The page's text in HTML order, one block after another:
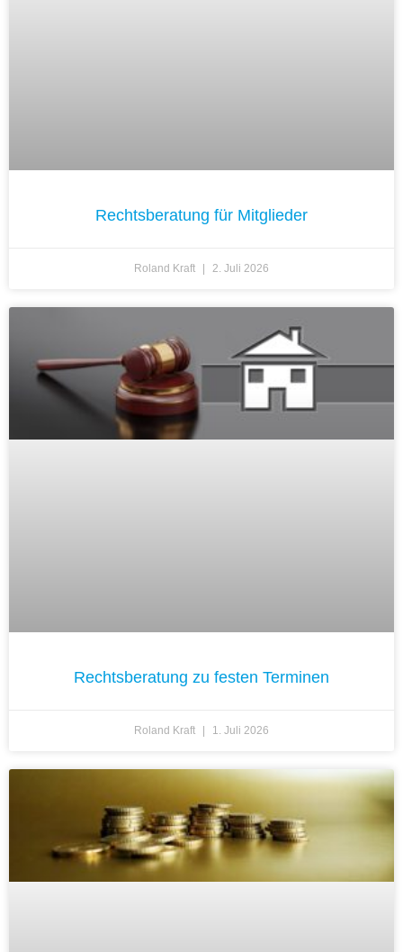
Rechtsberatung für Mitglieder
Roland Kraft 2. Juli 2026
Rechtsberatung zu festen Terminen
Roland Kraft 1. Juli 2026